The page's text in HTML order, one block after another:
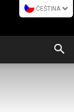
ČEŠTINA